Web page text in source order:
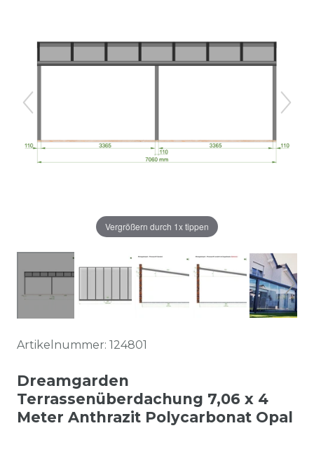
Vergrößern durch 1x tippen
Artikelnummer: 124801
Dreamgarden
Terrassenüberdachung 7,06 x 4
Meter Anthrazit Polycarbonat Opal